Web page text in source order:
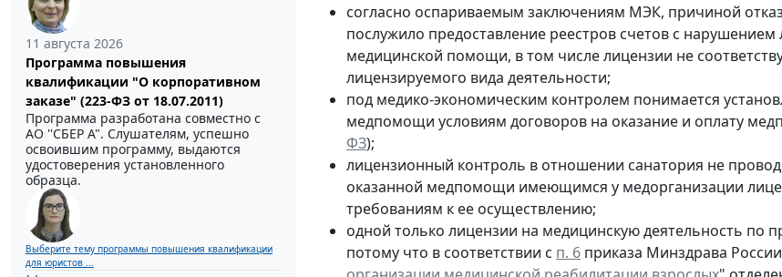
11 августа 2026
Программа повышения
квалификации "О корпоративном
заказе" (223-ФЗ от 18.07.2011)
Программа разработана совместно с
АО ''СБЕР А". Слушателям, успешно
освоившим программу, выдаются
удостоверения установленного
образца.
Выберите тему программы повышения квалификации
для юристов ...
согласно оспариваемым заключениям МЭК, причиной
послужило предоставление реестров счетов с
медицинской помощи, в том числе лицензии не
лицензируемого вида деятельности;
под медико-экономическим контролем понимается
медпомощи условиям договоров на оказание и оплату
ФЗ);
лицензионный контроль в отношении санатория не
оказанной медпомощи имеющимся у медорганизации
требованиям к ее осуществлению;
одной только лицензии на медицинскую деятельность по
потому что в соответствии с п. 6 приказа Минздрава